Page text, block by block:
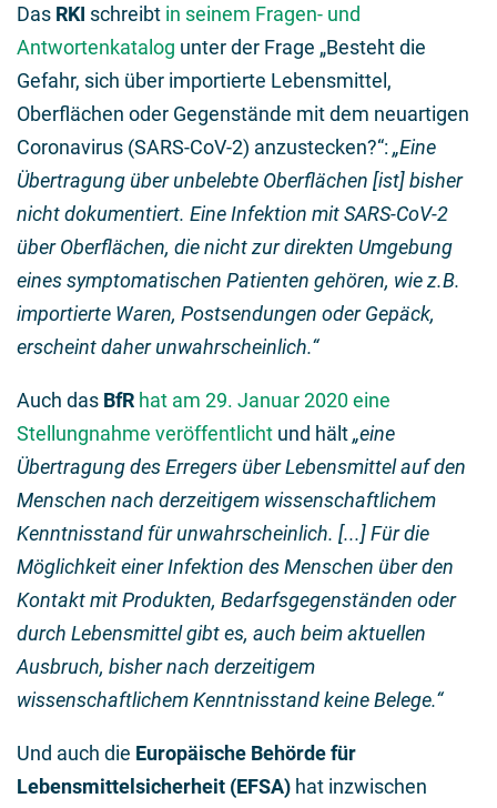
Das RKI schreibt in seinem Fragen- und
Antwortenkatalog unter der Frage „Besteht die
Gefahr, sich über importierte Lebensmittel,
Oberflächen oder Gegenstände mit dem neuartigen
Coronavirus (SARS-CoV-2) anzustecken?“: „Eine
Übertragung über unbelebte Oberflächen [ist] bisher
nicht dokumentiert. Eine Infektion mit SARS-CoV-2
über Oberflächen, die nicht zur direkten Umgebung
eines symptomatischen Patienten gehören, wie z.B.
importierte Waren, Postsendungen oder Gepäck,
erscheint daher unwahrscheinlich.“
Auch das BfR hat am 29. Januar 2020 eine
Stellungnahme veröffentlicht und hält„eine
Übertragung des Erregers über Lebensmittel auf den
Menschen nach derzeitigem wissenschaftlichem
Kenntnisstand für unwahrscheinlich. [...] Für die
Möglichkeit einer Infektion des Menschen über den
Kontakt mit Produkten, Bedarfsgegenständen oder
durch Lebensmittel gibt es, auch beim aktuellen
Ausbruch, bisher nach derzeitigem
wissenschaftlichem Kenntnisstand keine Belege.“
Und auch die Europäische Behörde für
Lebensmittelsicherheit (EFSA) hat inzwischen